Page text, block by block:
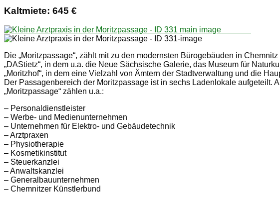
Kaltmiete: 645 €
Die „Moritzpassage“, zählt mit zu den modernsten Bürogebäuden in
„DAStietz“, in dem u.a. die Neue Sächsische Galerie, das Museum für
„Moritzhof“, in dem eine Vielzahl von Ämtern der Stadtverwaltung und die
Der Passagenbereich der Moritzpassage ist in sechs Ladenlokale aufgeteilt.
„Moritzpassage“ zählen u.a.:
– Personaldienstleister
– Werbe- und Medienunternehmen
– Unternehmen für Elektro- und Gebäudetechnik
– Arztpraxen
– Physiotherapie
– Kosmetikinstitut
– Steuerkanzlei
– Anwaltskanzlei
– Generalbauunternehmen
– Chemnitzer Künstlerbund